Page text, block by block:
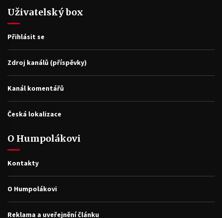
Uživatelský box
Přihlásit se
Zdroj kanálů (příspěvky)
Kanál komentářů
Česká lokalizace
O Humpolákovi
Kontakty
O Humpolákovi
Reklama a uveřejnění článku